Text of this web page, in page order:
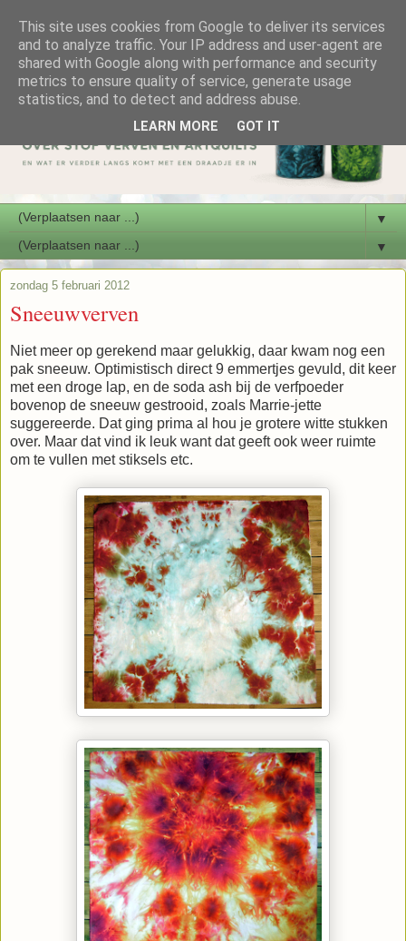
▼
▼
zondag 5 februari 2012
Sneeuwverven
Niet meer op gerekend maar gelukkig, daar kwam nog een
pak sneeuw. Optimistisch direct 9 emmertjes gevuld, dit keer
met een droge lap, en de soda ash bij de verfpoeder
bovenop de sneeuw gestrooid, zoals Marrie-jette
suggereerde. Dat ging prima al hou je grotere witte stukken
over. Maar dat vind ik leuk want dat geeft ook weer ruimte
om te vullen met stiksels etc.
This site uses cookies from Google to deliver its services
and to analyze traffic. Your IP address and user-agent are
shared with Google along with performance and security
metrics to ensure quality of service, generate usage
statistics, and to detect and address abuse.
LEARN MORE GOT IT